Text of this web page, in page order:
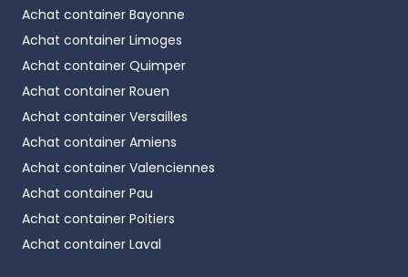
Achat container Bayonne
Achat container Limoges
Achat container Quimper
Achat container Rouen
Achat container Versailles
Achat container Amiens
Achat container Valenciennes
Achat container Pau
Achat container Poitiers
Achat container Laval